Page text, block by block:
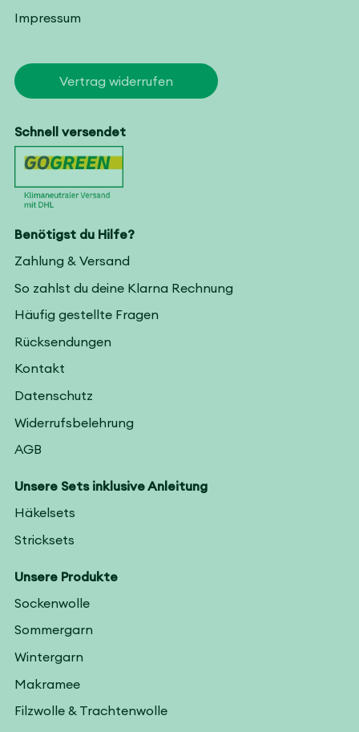
Benötigst du Hilfe?
Zahlung & Versand
So zahlst du deine Klarna Rechnung
Häufig gestellte Fragen
Rücksendungen
Kontakt
Datenschutz
Widerrufsbelehrung
AGB
Unsere Sets inklusive Anleitung
Häkelsets
Stricksets
Unsere Produkte
Sockenwolle
Sommergarn
Wintergarn
Makramee
Filzwolle & Trachtenwolle
Impressum
Vertrag widerrufen
Schnell versendet